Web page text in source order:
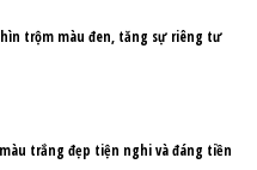
trộm màu đen, tăng sự riêng tư
màu trắng đẹp tiện nghi và đáng tiền